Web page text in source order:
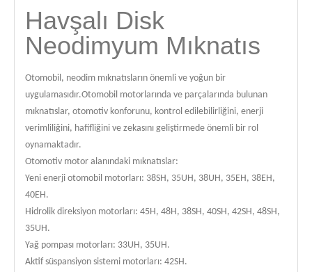
Havşalı Disk
Neodimyum Mıknatıs
Otomobil, neodim mıknatısların önemli ve yoğun bir
uygulamasıdır.Otomobil motorlarında ve parçalarında bulunan
mıknatıslar, otomotiv konforunu, kontrol edilebilirliğini, enerji
verimliliğini, hafifliğini ve zekasını geliştirmede önemli bir rol
oynamaktadır.
Otomotiv motor alanındaki mıknatıslar:
Yeni enerji otomobil motorları: 38SH, 35UH, 38UH, 35EH, 38EH,
40EH.
Hidrolik direksiyon motorları: 45H, 48H, 38SH, 40SH, 42SH, 48SH,
35UH.
Yağ pompası motorları: 33UH, 35UH.
Aktif süspansiyon sistemi motorları: 42SH.